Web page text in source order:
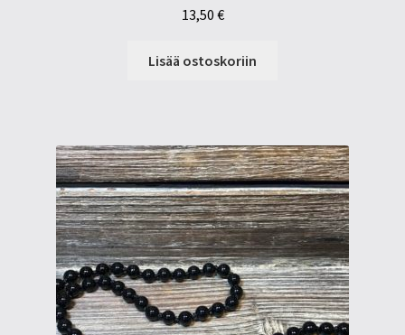
13,50 €
Lisää ostoskoriin